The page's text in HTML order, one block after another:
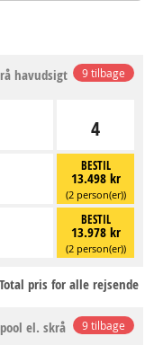
9 tilbage
havudsigt
4
BESTIL
13.498 kr
(2 person(er))
BESTIL
13.978 kr
(2 person(er))
Total pris for alle rejsende
9 tilbage
el. skrå